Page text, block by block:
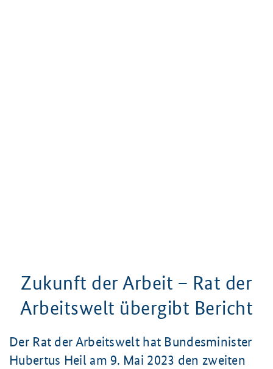
Zukunft der Arbeit – Rat der
Arbeitswelt übergibt Bericht
Der Rat der Arbeitswelt hat Bundesminister
Hubertus Heil am9. Mai 2023 den zweiten